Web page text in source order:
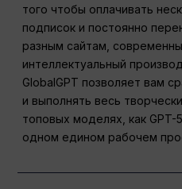
того чтобы оплачивать
подписок и постоянно
разным сайтам,
интеллектуальный
GlobalGPT позволяет вам
и выполнять весь
топовых моделях, как GPT-
одном едином рабочем